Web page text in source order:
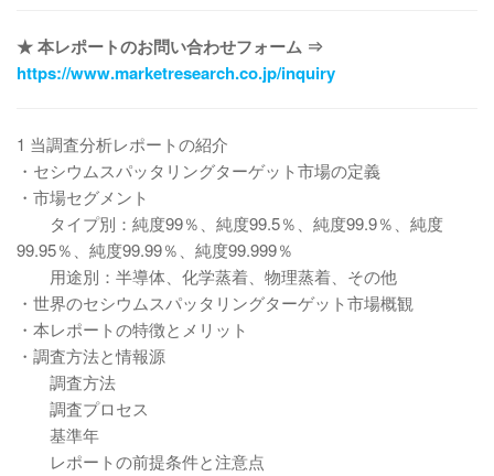
★ 本レポートのお問い合わせフォーム ⇒
https://www.marketresearch.co.jp/inquiry
1 当調査分析レポートの紹介
・セシウムスパッタリングターゲット市場の定義
・市場セグメント
タイプ別：純度99％、純度99.5％、純度99.9％、純度
99.95％、純度99.99％、純度99.999％
用途別：半導体、化学蒸着、物理蒸着、その他
・世界のセシウムスパッタリングターゲット市場概観
・本レポートの特徴とメリット
・調査方法と情報源
調査方法
調査プロセス
基準年
レポートの前提条件と注意点